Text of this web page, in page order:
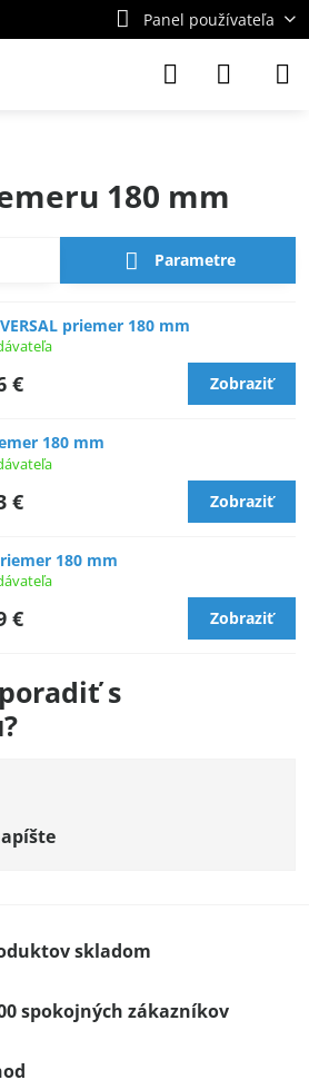
Panel používateľa
180 mm
Parametre
priemer 180 mm
€ Zobraziť
180 mm
€ Zobraziť
180 mm
€ Zobraziť
s
skladom
spokojných zákazníkov